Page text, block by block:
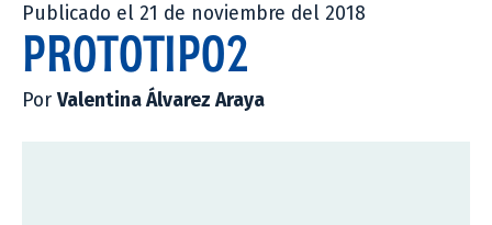
Publicado el 21 de noviembre del 2018
PROTOTIPO2
PorValentina Álvarez Araya